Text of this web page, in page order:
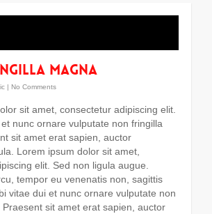
magna
| No Comments
sit amet, consectetur adipiscing elit.
nunc ornare vulputate non fringilla
sit amet erat sapien, auctor
Lorem ipsum dolor sit amet,
elit. Sed non ligula augue.
tempor eu venenatis non, sagittis
vitae dui et nunc ornare vulputate non
sit amet erat sapien, auctor